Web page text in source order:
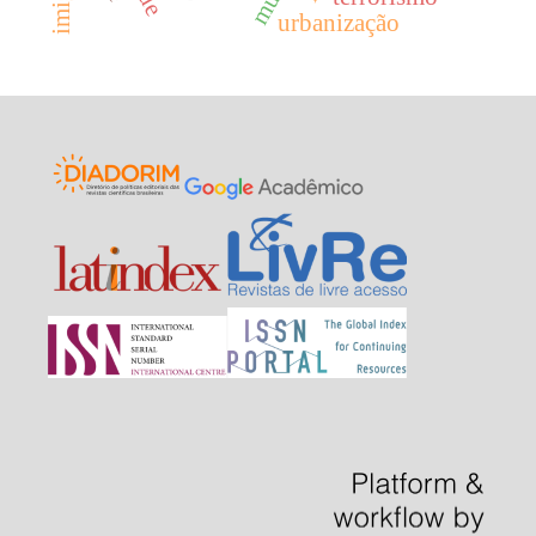
urbanização